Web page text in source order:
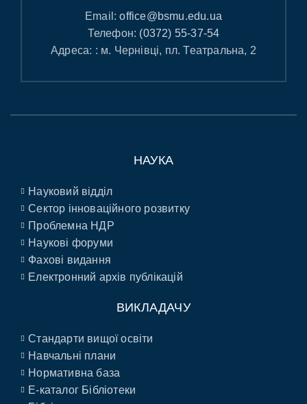
Email:office@bsmu.edu.ua
Телефон: (0372) 55-37-54
Адреса: : м. Чернівці, пл. Театральна, 2
НАУКА
Науковий відділ
Сектор інноваційного розвитку
Проблемна НДР
Наукові форуми
Фахові видання
Електронний архів публікацій
ВИКЛАДАЧУ
Стандарти вищої освіти
Навчальні плани
Нормативна база
E-каталог Бібліотеки